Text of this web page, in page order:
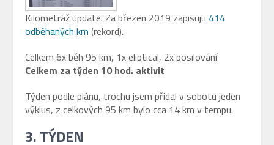
Kilometráž update: Za březen 2019 zapisuju 414
odběhaných km (rekord).
Celkem 6x běh 95 km, 1x eliptical, 2x posilování
Celkem za týden 10 hod. aktivit
Týden podle plánu, trochu jsem přidal v sobotu jeden
výklus, z celkových 95 km bylo cca 14 km v tempu.
3. TÝDEN